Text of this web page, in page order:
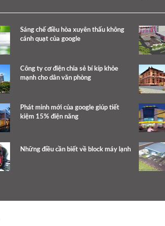
Sáng chế điều hòa xuyên thấu không
cánh quạt của google
Công ty cơ điện chia sẻ bí kíp khỏe
mạnh cho dân văn phòng
Phát minh mới của google giúp tiết
kiệm 15% điện năng
Những điều cần biết về block máy lạnh